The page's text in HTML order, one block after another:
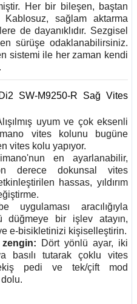
Her bir bileşen, baştan
sağlam aktarma
de dayanıklıdır. Sezgisel
sürüşe odaklanabilirsiniz.
sistemi ile her zaman kendi
SW-M9250-R Sağ Vites
uyum ve çok eksenli
vites kolunu bugüne
vites kolu yapıyor.
en ayarlanabilir,
derece dokunsal vites
hassas, yıldırım
uygulaması aracılığıyla
düğmeye bir işlev atayın,
e-bisikletinizi kişiselleştirin.
zengin: Dört yönlü ayar, iki
basılı tutarak çoklu vites
pedi ve tek/çift mod